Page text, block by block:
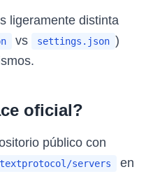
ligeramente distinta
vs settings.json )
oficial?
público con
servers
en